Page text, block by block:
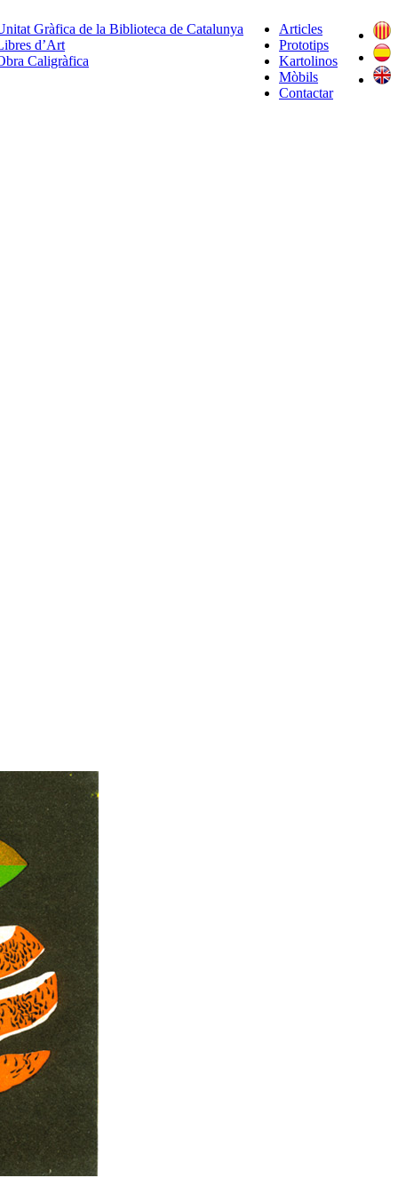
Articles
Prototips
Kartolinos
Mòbils
Contactar
Gràfica de la Biblioteca de Catalunya
d’Art
Caligràfica